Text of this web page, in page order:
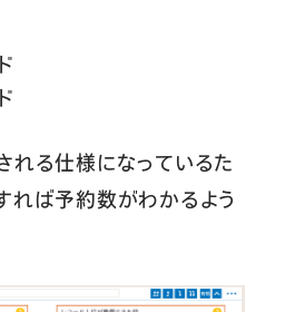
れる仕様になっているた
れば予約数がわかるよう